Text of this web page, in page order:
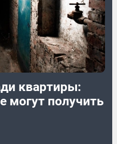
квартиры:
могут получить